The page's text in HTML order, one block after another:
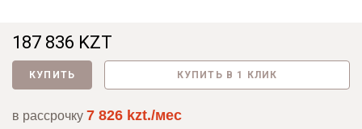
187 836 KZT
КУПИТЬ КУПИТЬ В 1 КЛИК
в рассрочку 7 826 kzt./мес